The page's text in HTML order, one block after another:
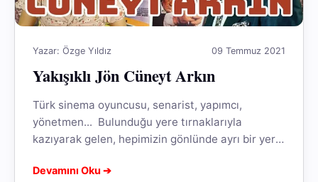
Yazar: Özge Yıldız 09 Temmuz 2021
Yakışıklı Jön Cüneyt Arkın
Türk sinema oyuncusu, senarist, yapımcı,
yönetmen... Bulunduğu yere tırnaklarıyla
kazıyarak gelen, hepimizin gönlünde ayrı bir yer
Arkın…
Devamını Oku ➔